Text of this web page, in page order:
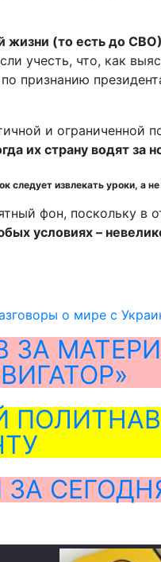
жизни (то есть до
учесть, что, как
признанию
и ограниченной
их страну водят за
извлекать уроки, а
фон, поскольку в
условиях –
о мире с
ЗА